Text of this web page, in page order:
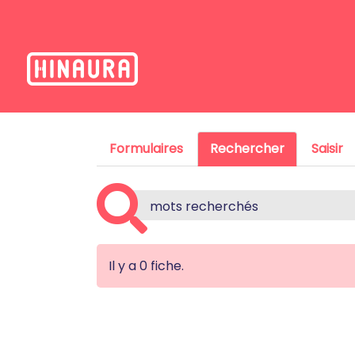
Formulaires Rechercher Saisir
Il y a 0 fiche.